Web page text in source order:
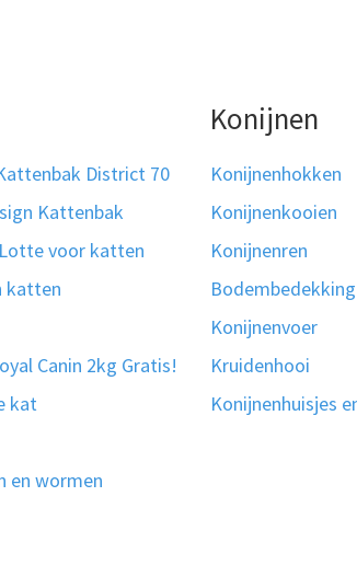
District 70
Kattenbak
voor katten
katten
Canin 2kg Gratis!
kat
en wormen
Konijnen
Konijnenhokken
Konijnenkooien
Konijnenren
Bodembedekking
Konijnenvoer
Kruidenhooi
Konijnenhuisjes